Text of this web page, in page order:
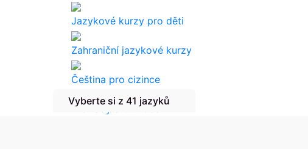
Jazykové kurzy pro děti
Zahraniční jazykové kurzy
Čeština pro cizince
Překlady a tlumočení
Vyberte si z 41 jazyků